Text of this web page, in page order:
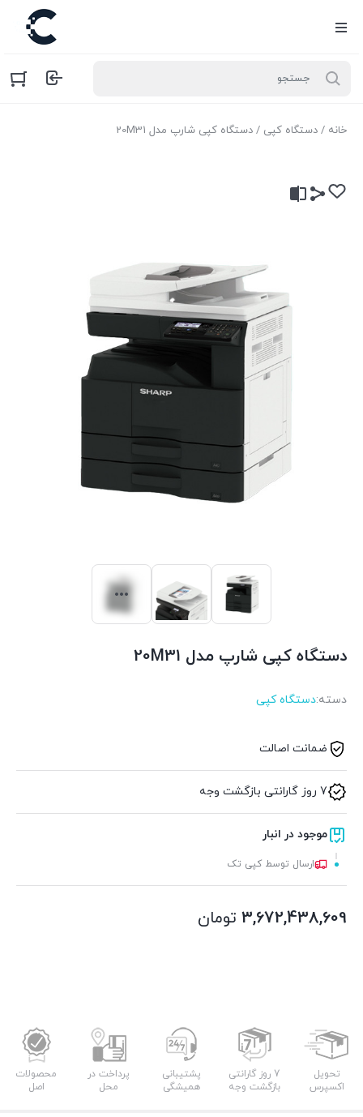
خانه / دستگاه کپی / دستگاه کپی شارپ مدل 20M31
دستگاه کپی شارپ مدل 20M31
دسته:دستگاه کپی
ضمانت اصالت
7 روز گارانتی بازگشت وجه
موجود در انبار
ارسال توسط کپی تک
3,672,438,609 تومان
تحویل
اکسپرس
7 روز گارانتی
بازگشت وجه
پشتیبانی
همیشگی
پرداخت در
محل
محصولات
اصل